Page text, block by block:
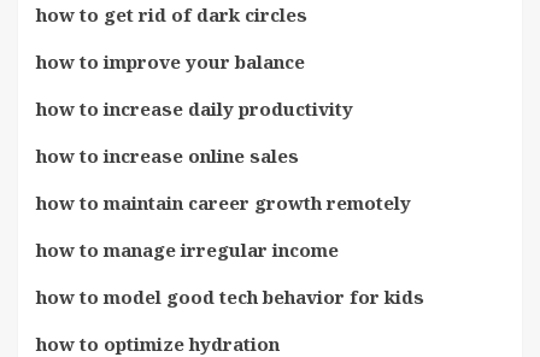
how to get rid of dark circles
how to improve your balance
how to increase daily productivity
how to increase online sales
how to maintain career growth remotely
how to manage irregular income
how to model good tech behavior for kids
how to optimize hydration